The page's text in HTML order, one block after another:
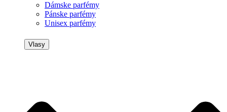
Dámske parfémy
Pánske parfémy
Unisex parfémy
Vlasy